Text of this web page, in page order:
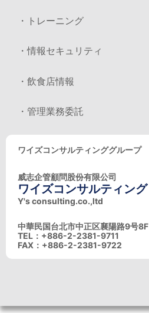
・トレーニング
・情報セキュリティ
・飲食店情報
・管理業務委託
ワイズコンサルティンググループ
威志企管顧問股份有限公司
ワイズコンサルティング
Y's consulting.co.,ltd
中華民国台北市中正区襄陽路9号8F
TEL：+886-2-2381-9711
FAX：+886-2-2381-9722